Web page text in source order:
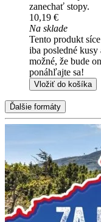
zanechať stopy.
10,19 €
Na sklade
Tento produkt
iba posledné
možné, že bude
ponáhľajte sa!
Vložiť do košíka
Ďalšie formáty